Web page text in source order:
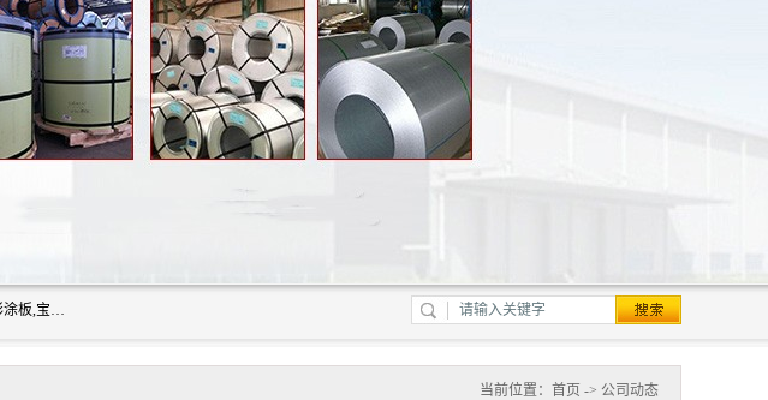
上海志辰实业有限公司主要经销:上海宝钢彩钢卷（宝钢总厂）台湾氟碳彩钢板,烨辉彩钢板,宝钢彩钢板,宝钢彩涂板,宝钢彩钢卷,马钢彩钢板,马钢彩钢卷,镀铝锌钢板,PVDF彩钢板,台湾烨辉彩钢板,高耐候彩钢板,硅改性彩钢板,规格齐全。
当前位置： 首页 -> 公司动态